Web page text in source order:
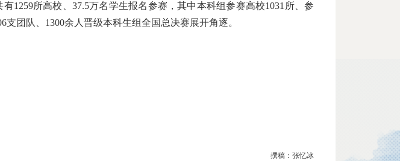
1259所高校、37.5万名学生报名参赛，其中本科组参赛高校1031所、参
团队、1300余人晋级本科生组全国总决赛展开角逐。
撰稿：张忆冰